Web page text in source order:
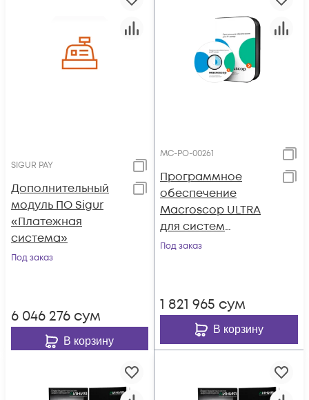
SIGUR PAY
Дополнительный
модуль ПО Sigur
«Платежная
система»
Под заказ
6 046 276 сум
В корзину
МС-РО-00261
Программное
обеспечение
Macroscop ULTRA
для систем
видеонаблюдения
потока одной IP-
камеры.
Под заказ
1 821 965 сум
В корзину